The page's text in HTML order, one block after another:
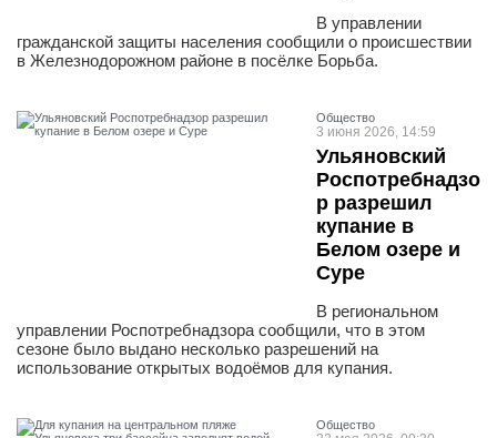
В управлении
гражданской защиты населения сообщили о происшествии
в Железнодорожном районе в посёлке Борьба.
Общество
3 июня 2026, 14:59
Ульяновский
Роспотребнадзо
р разрешил
купание в
Белом озере и
Суре
В региональном
управлении Роспотребнадзора сообщили, что в этом
сезоне было выдано несколько разрешений на
использование открытых водоёмов для купания.
Общество